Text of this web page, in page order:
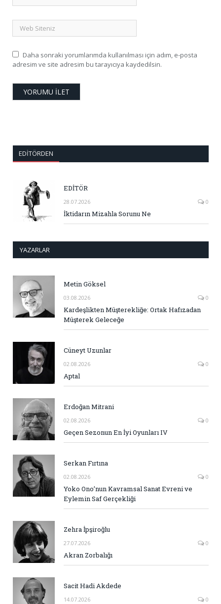
Daha sonraki yorumlarımda kullanılması için adım, e-posta
adresim ve site adresim bu tarayıcıya kaydedilsin.
EDITÖRDEN
EDİTÖR
28.07.2026 0
İktidarın Mizahla Sorunu Ne
YAZARLAR
Metin Göksel
03.08.2026 0
Kardeşlikten Müşterekliğe: Ortak Hafızadan
Müşterek Geleceğe
Cüneyt Uzunlar
02.08.2026 0
Aptal
Erdoğan Mitrani
02.08.2026 0
Geçen Sezonun En İyi Oyunları IV
Serkan Fırtına
02.08.2026 0
Yoko Ono’nun Kavramsal Sanat Evreni ve
Eylemin Saf Gerçekliği
Zehra İpşiroğlu
27.07.2026 0
Akran Zorbalığı
Sacit Hadi Akdede
14.07.2026 0